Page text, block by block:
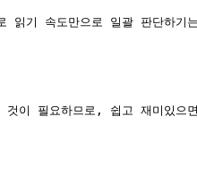
기 속도만으로 일괄 판단하기
이 필요하므로, 쉽고 재미있으